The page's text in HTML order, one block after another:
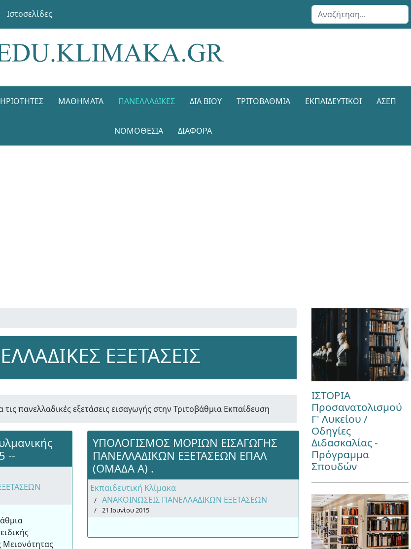
Ιστοσελίδες Αναζήτηση...
ΜΑΘΉΜΑΤΑ ΠΑΝΕΛΛΑΔΙΚΈΣ ΔΙΑ ΒΊΟΥ ΤΡΙΤΟΒΆΘΜΙΑ ΕΚΠΑΙΔΕΥΤΙΚΟΊ ΑΣΕΠ
ΝΟΜΟΘΕΣΊΑ ΔΙΑΦΟΡΑ
ΕΞΕΤΑΣΕΙΣ
τις πανελλαδικές εξετάσεις εισαγωγής στην Τριτοβάθμια Εκπαίδευση
--
Μειονότητας
ΥΠΟΛΟΓΙΣΜΟΣ ΜΟΡΙΩΝ ΕΙΣΑΓΩΓΗΣ
ΠΑΝΕΛΛΑΔΙΚΩΝ ΕΞΕΤΑΣΕΩΝ ΕΠΑΛ
(ΟΜΑΔΑ Α) .
Εκπαιδευτική Κλίμακα
ΑΝΑΚΟΙΝΩΣΕΙΣ ΠΑΝΕΛΛΑΔΙΚΩΝ ΕΞΕΤΑΣΕΩΝ
21 Ιουνίου 2015
ΙΣΤΟΡΙΑ
Προσανατολισμού
Γ' Λυκείου /
Οδηγίες
Διδασκαλίας -
Πρόγραμμα
Σπουδών